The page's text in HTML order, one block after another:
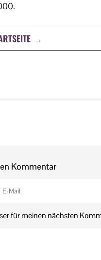
→
Kommentar
für meinen nächsten